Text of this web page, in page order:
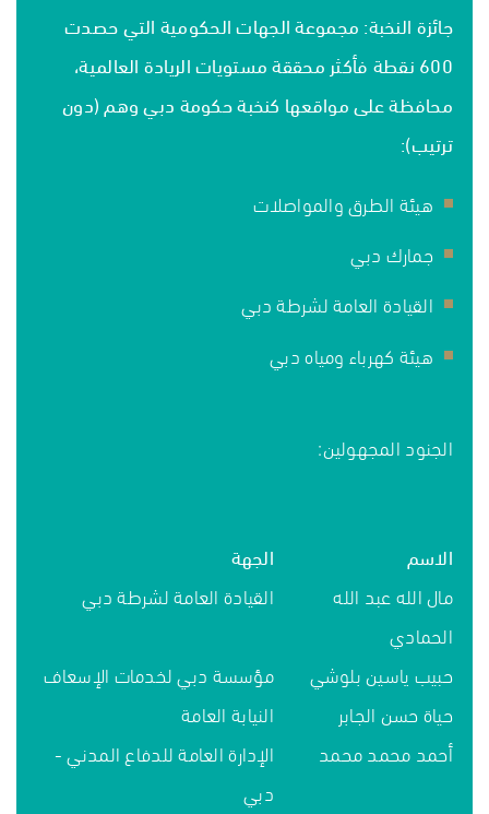
جائزة النخبة: مجموعة الجهات الحكومية التي حصدت
600 نقطة فأكثر محققة مستويات الريادة العالمية،
محافظة على مواقعها كنخبة حكومة دبي وهم (دون
ترتيب):
هيئة الطرق والمواصلات
جمارك دبي
القيادة العامة لشرطة دبي
هيئة كهرباء ومياه دبي
الجنود المجهولين:
الاسم
الجهة
مال الله عبد الله
الحمادي
القيادة العامة لشرطة دبي
حبيب ياسين بلوشي
مؤسسة دبي لخدمات الإسعاف
حياة حسن الجابر
النيابة العامة
أحمد محمد محمد
الإدارة العامة للدفاع المدني -
دبي